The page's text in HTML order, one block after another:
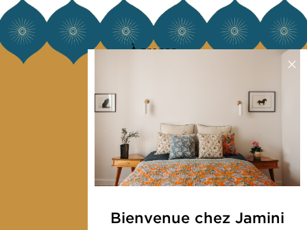
À propos
Notre mission
Presse
Contactez-nous
Collections
Déco & Linge de maison
Bienvenue chez Jamini